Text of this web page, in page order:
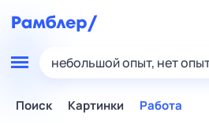
небольшой опыт, нет
Поиск Картинки Работа